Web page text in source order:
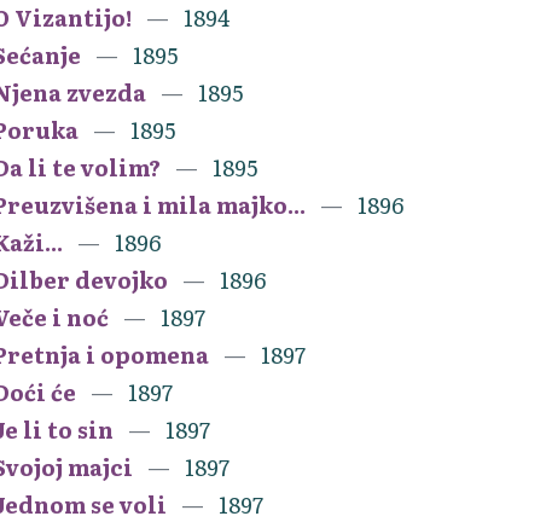
Vizantijo!
1894
1895
zvezda
1895
1895
li te volim?
1895
i mila majko...
1896
1896
devojko
1896
i noć
1897
i opomena
1897
će
1897
li to sin
1897
majci
1897
se voli
1897